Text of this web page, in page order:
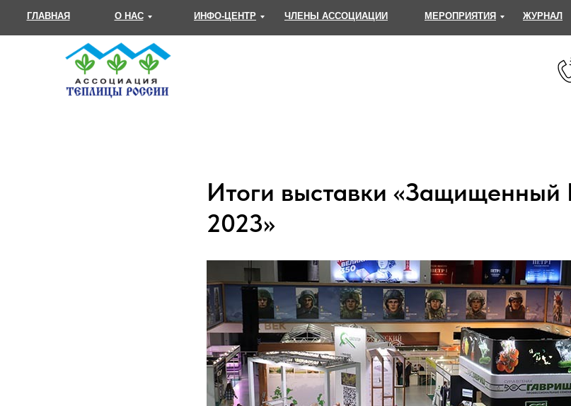
ГЛАВНАЯ О НАС ИНФО-ЦЕНТР ЧЛЕНЫ АССОЦИАЦИИ МЕРОПРИЯТИЯ ЖУРНАЛ
Итоги выставки «Защищенный
2023»